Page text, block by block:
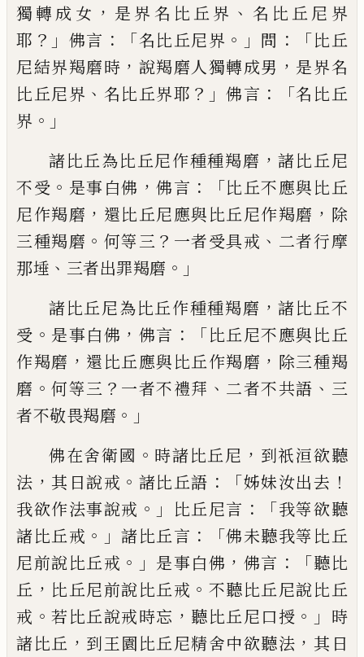
獨轉成女 ， 是界名 比丘界 、 名比丘尼界
耶 ？」 佛言 ：「名比丘尼界 。」 問 ：「比丘
尼結界羯磨時 ， 說羯磨人獨轉成男 ， 是界名
比丘尼界 、 名比丘界耶 ？」佛言 ：「名比丘
界 。」
諸比丘為比丘尼作種種羯磨 ，諸比丘尼
不受 。 是事白佛 ，佛言 ：「比丘不應與比丘
尼作羯磨 ， 還比丘尼應與比丘尼作羯磨 ， 除
三種羯磨 。 何等三 ？ 一者受具戒 、 二者行摩
那埵 、 三者出罪羯磨 。」
諸比丘尼為比丘作種種羯磨 ，諸比丘不
受 。 是事白佛 ， 佛言 ：「比丘尼不應與比丘
作羯磨 ， 還比丘應與比丘作羯磨 ， 除三種羯
磨 。何等三 ？ 一者不禮拜 、 二者不共語 、 三
者不敬畏羯磨 。」
佛在舍衛國 。 時諸比丘尼 ， 到祇洹欲聽
法 ，其日說戒 。 諸比丘語 ：「姊妹汝出去 ！
我欲作法事說戒 。」 比丘尼言 ：「我等欲聽
諸比丘戒 。」諸比丘言 ：「佛未聽我等比丘
尼前說比丘戒 。」 是事白佛 ， 佛言 ：「聽比
丘 ， 比丘尼前說比丘戒 。 不聽比丘尼說比丘
戒 。若比丘說戒時忘 ， 聽比丘尼口授 。」 時
諸比丘 ， 到王園比丘尼精舍中欲聽法 ， 其日